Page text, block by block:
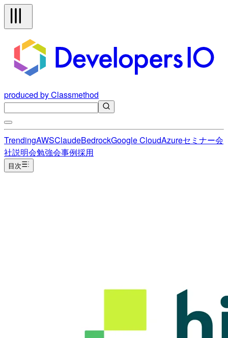
produced by Classmethod
TrendingAWSClaudeBedrockGoogle CloudAzureセミナー会
社説明会勉強会事例採用
目次